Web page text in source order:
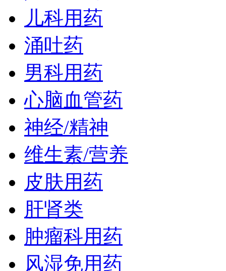
儿科用药
涌吐药
男科用药
心脑血管药
神经/精神
维生素/营养
皮肤用药
肝肾类
肿瘤科用药
风湿免用药